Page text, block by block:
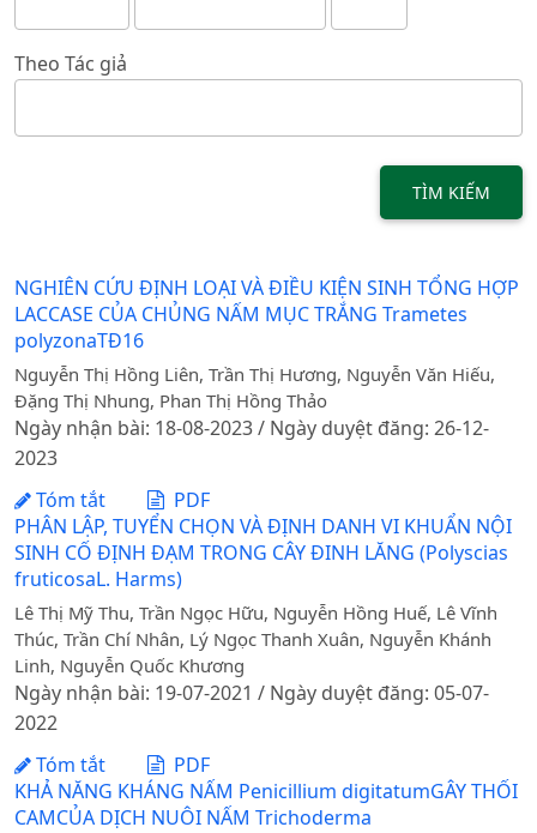
Theo Tác giả
TÌM KIẾM
NGHIÊN CỨU ĐỊNH LOẠI VÀ ĐIỀU KIỆN SINH TỔNG HỢP
LACCASE CỦA CHỦNG NẤM MỤC TRẮNG Trametes
polyzonaTĐ16
Nguyễn Thị Hồng Liên, Trần Thị Hương, Nguyễn Văn Hiếu,
Đặng Thị Nhung, Phan Thị Hồng Thảo
Ngày nhận bài: 18-08-2023 / Ngày duyệt đăng: 26-12-
2023
Tóm tắt
PDF
PHÂN LẬP, TUYỂN CHỌN VÀ ĐỊNH DANH VI KHUẨN NỘI
SINH CỐ ĐỊNH ĐẠM TRONG CÂY ĐINH LĂNG (Polyscias
fruticosaL. Harms)
Lê Thị Mỹ Thu, Trần Ngọc Hữu, Nguyễn Hồng Huế, Lê Vĩnh
Thúc, Trần Chí Nhân, Lý Ngọc Thanh Xuân, Nguyễn Khánh
Linh, Nguyễn Quốc Khương
Ngày nhận bài: 19-07-2021 / Ngày duyệt đăng: 05-07-
2022
Tóm tắt
PDF
KHẢ NĂNG KHÁNG NẤM Penicillium digitatumGÂY THỐI
CAMCỦA DỊCH NUÔI NẤM Trichoderma